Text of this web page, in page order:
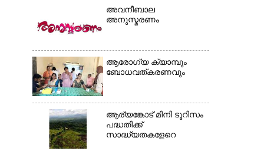
അവനീബാല
അനുസ്മരണം
ആരോഗ്യ ക്യാമ്പും
ബോധവത്കരണവും
ആര്യങ്കോട് മിനി ടൂറിസം
പദ്ധതിക്ക്
സാദ്ധ്യതകളേറെ